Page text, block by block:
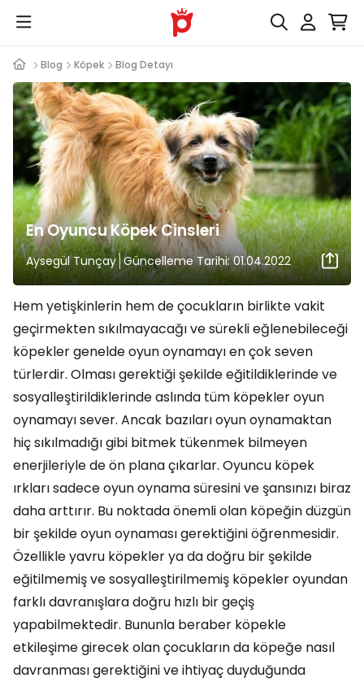
Blog Köpek Blog Detayı
En Oyuncu Köpek Cinsleri
Aysegül Tunçay Güncelleme Tarihi: 01.04.2022
Hem yetişkinlerin hem de çocukların birlikte vakit
geçirmekten sıkılmayacağı ve sürekli eğlenebileceği
köpekler genelde oyun oynamayı en çok seven
türlerdir. Olması gerektiği şekilde eğitildiklerinde ve
sosyalleştirildiklerinde aslında tüm köpekler oyun
oynamayı sever. Ancak bazıları oyun oynamaktan
hiç sıkılmadığı gibi bitmek tükenmek bilmeyen
enerjileriyle de ön plana çıkarlar. Oyuncu köpek
ırkları sadece oyun oynama süresini ve şansınızı biraz
daha arttırır. Bu noktada önemli olan köpeğin düzgün
bir şekilde oyun oynaması gerektiğini öğrenmesidir.
Özellikle yavru köpekler ya da doğru bir şekilde
eğitilmemiş ve sosyalleştirilmemiş köpekler oyundan
farklı davranışlara doğru hızlı bir geçiş
yapabilmektedir. Bununla beraber köpekle
etkileşime girecek olan çocukların da köpeğe nasıl
davranması gerektiğini ve ihtiyaç duyduğunda